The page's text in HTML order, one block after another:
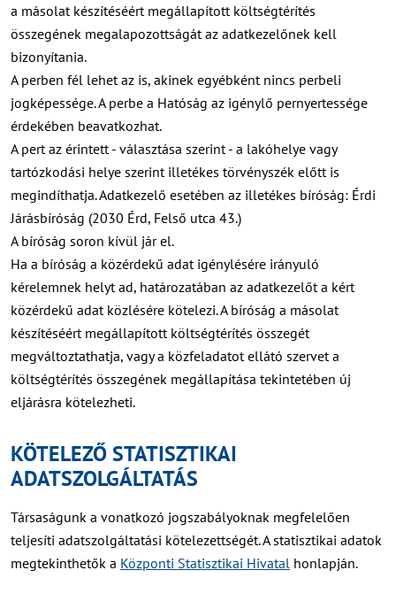
a másolat készítéséért megállapított költségtérítés
összegének megalapozottságát az adatkezelőnek kell
bizonyítania.
A perben fél lehet az is, akinek egyébként nincs perbeli
jogképessége. A perbe a Hatóság az igénylő pernyertessége
érdekében beavatkozhat.
A pert az érintett - választása szerint - a lakóhelye vagy
tartózkodási helye szerint illetékes törvényszék előtt is
megindíthatja. Adatkezelő esetében az illetékes bíróság: Érdi
Járásbíróság (2030 Érd, Felső utca 43.)
A bíróság soron kívül jár el.
Ha a bíróság a közérdekű adat igénylésére irányuló
kérelemnek helyt ad, határozatában az adatkezelőt a kért
közérdekű adat közlésére kötelezi. A bíróság a másolat
készítéséért megállapított költségtérítés összegét
megváltoztathatja, vagy a közfeladatot ellátó szervet a
költségtérítés összegének megállapítása tekintetében új
eljárásra kötelezheti.
KÖTELEZŐ STATISZTIKAI
ADATSZOLGÁLTATÁS
Társaságunk a vonatkozó jogszabályoknak megfelelően
teljesíti adatszolgáltatási kötelezettségét. A statisztikai adatok
megtekinthetők a Központi Statisztikai Hivatal honlapján.